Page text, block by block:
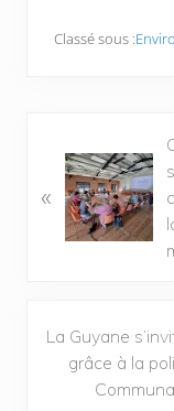
Classé sous :
«
La Guyane
grâce à la